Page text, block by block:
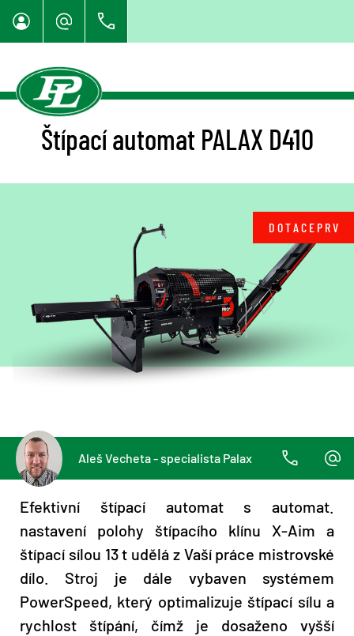
Štípací automat PALAX D410
D O T A C E P R V
Aleš Vecheta - specialista Palax
Efektivní štípací automat s automat.
nastavení polohy štípacího klínu X-Aim a
štípací sílou 13 t udělá z Vaší práce mistrovské
dílo. Stroj je dále vybaven systémem
PowerSpeed, který optimalizuje štípací sílu a
rychlost štípání, čímž je dosaženo vyšší